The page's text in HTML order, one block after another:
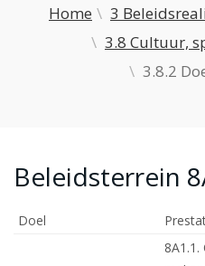
Home
3
3.8 Cultuur,
3.8.2
Beleidsterrein
Doel